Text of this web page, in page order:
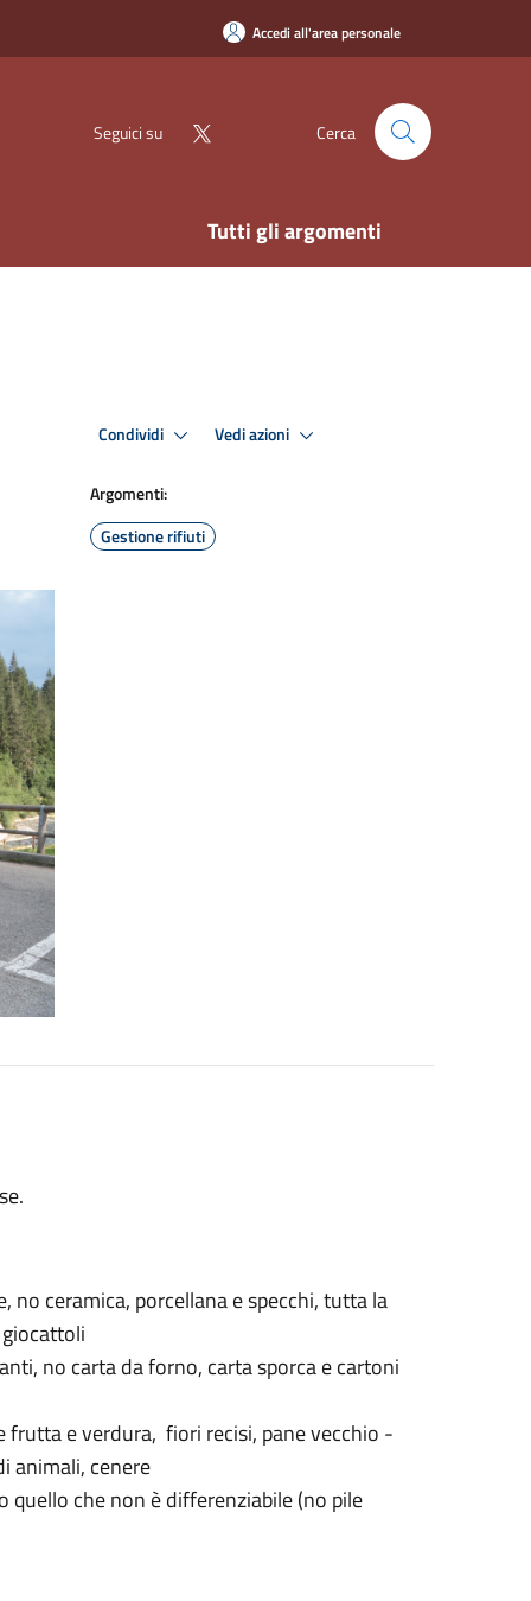
Accedi all'area personale
Seguici su Cerca
Tutti gli argomenti
Condividi Vedi azioni
Argomenti:
Gestione rifiuti
no ceramica, porcellana e specchi, tutta la
no carta da forno, carta sporca e cartoni
frutta e verdura, fiori recisi, pane vecchio -
animali, cenere
che non è differenziabile (no pile